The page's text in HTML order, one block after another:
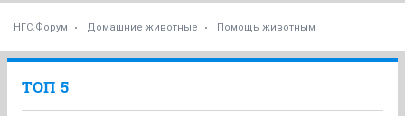
НГС.Форум Домашние животные Помощь животным
ТОП 5